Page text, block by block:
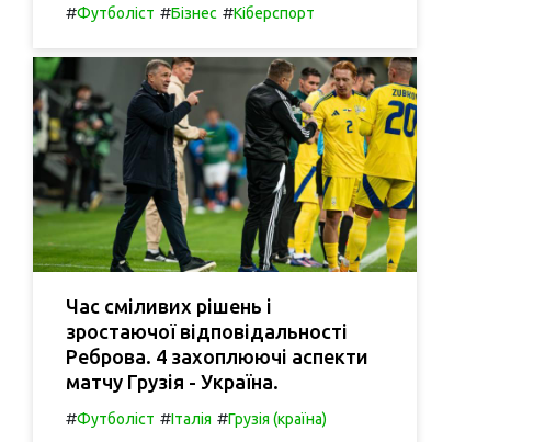
#Футболіст #Бізнес #Кіберспорт
Час сміливих рішень і
зростаючої відповідальності
Реброва. 4 захоплюючі аспекти
матчу Грузія - Україна.
#Футболіст #Італія #Грузія (країна)